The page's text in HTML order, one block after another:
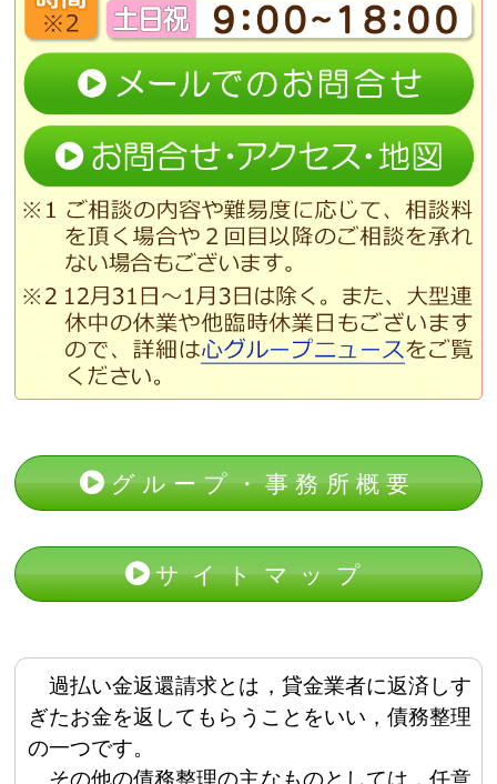
グループ・事務所概要
サイトマップ
過払い金返還請求とは，貸金業者に返済しす
ぎたお金を返してもらうことをいい，債務整理
の一つです。
その他の債務整理の主なものとしては，任意